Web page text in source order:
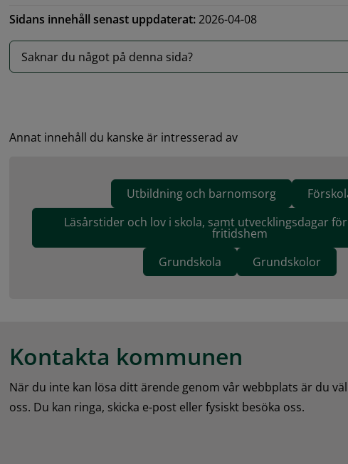
Sidans innehåll senast uppdaterat: 2026-04-08
Saknar du något på denna sida?
Annat innehåll du kanske är intresserad av
Utbildning och barnomsorg
Läsårstider och lov i skola, samt utvecklingsdagar
fritidshem
Grundskola
Grundskolor
Kontakta kommunen
När du inte kan lösa ditt ärende genom vår webbplats är du
oss. Du kan ringa, skicka e-post eller fysiskt besöka oss.